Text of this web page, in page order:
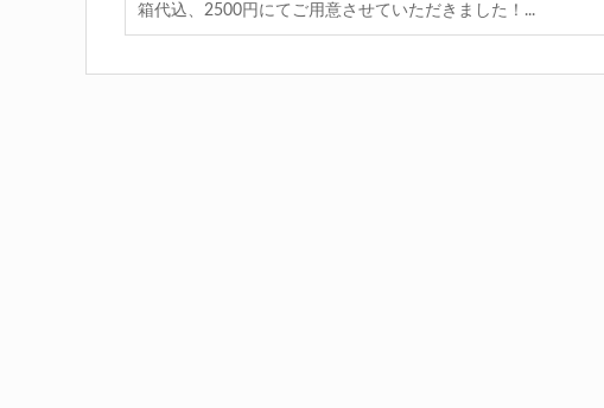
箱代込、2500円にてご用意させていただきました！...